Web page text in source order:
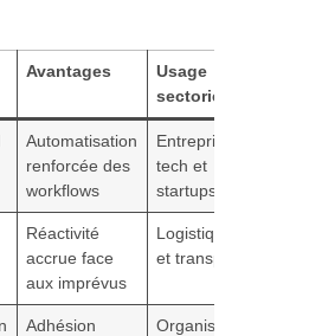
Avantages
Usage
sectoriel
Automatisation
renforcée des
workflows
Entreprises
tech et
startups
Réactivité
accrue face
aux imprévus
Logistique
et transport
Adhésion
Organismes